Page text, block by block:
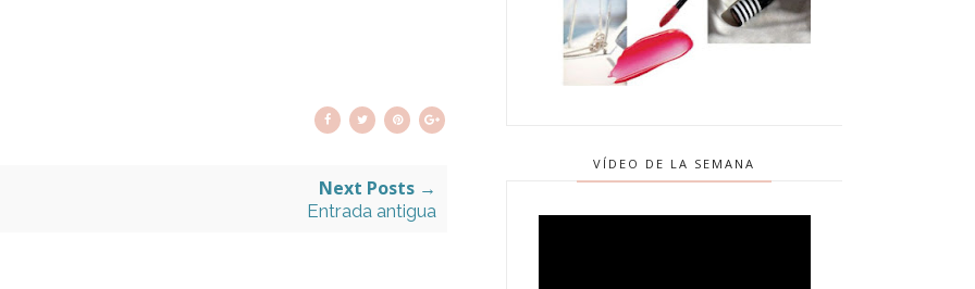
Next Posts →
Entrada antigua
VÍDEO DE LA SEMANA